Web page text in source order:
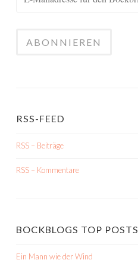
RSS-FEED
RSS – Beiträge
RSS – Kommentare
BOCKBLOGS TOP POSTS
Ein Mann wie der Wind